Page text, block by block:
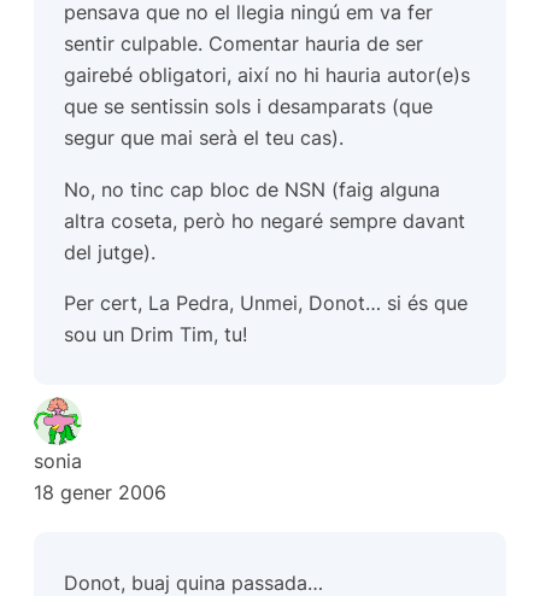
pensava que no el llegia ningú em va fer
sentir culpable. Comentar hauria de ser
gairebé obligatori, així no hi hauria autor(e)s
que se sentissin sols i desamparats (que
segur que mai serà el teu cas).
No, no tinc cap bloc de NSN (faig alguna
altra coseta, però ho negaré sempre davant
del jutge).
Per cert, La Pedra, Unmei, Donot… si és que
sou un Drim Tim, tu!
sonia
18 gener 2006
Donot, buaj quina passada…